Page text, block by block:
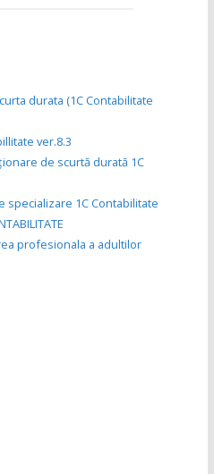
durata (1C Contabilitate
ver.8.3
de scurtă durată 1C
1C Contabilitate
profesionala a adultilor